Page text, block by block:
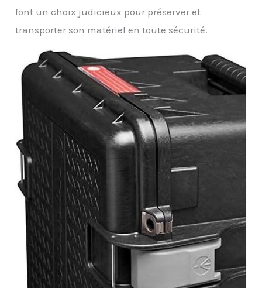
font un choix judicieux pour préserver et
transporter son matériel en toute sécurité.